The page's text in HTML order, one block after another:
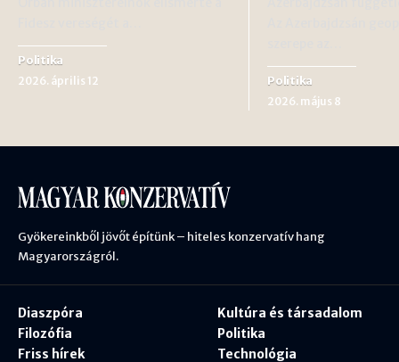
Politika
2026. április 12 Politika
2026. május 8
Gyökereinkből jövőt építünk – hiteles konzervatív hang
Magyarországról.
Diaszpóra
Filozófia
Friss hírek
Kultúra és társadalom
Politika
Technológia